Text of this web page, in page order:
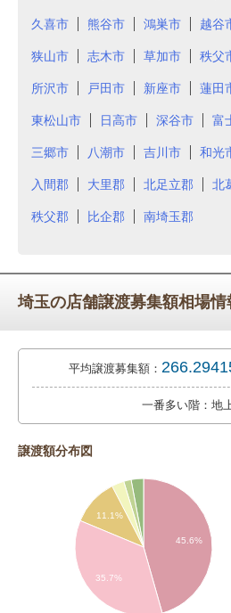
久喜市 熊谷市 鴻巣市 越谷
狭山市 志木市 草加市 秩父
所沢市 戸田市 新座市 蓮田
東松山市 日高市 深谷市 富
三郷市 八潮市 吉川市 和光
入間郡 大里郡 北足立郡 北
秩父郡 比企郡 南埼玉郡
埼玉の店舗譲渡募集額相場情
平均譲渡募集額：
一番多い階：地
譲渡額分布図
45.6%
11.1%
35.7%